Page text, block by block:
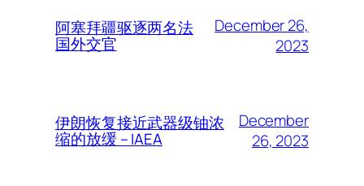
阿塞拜疆驱逐两名法
国外交官
December 26,
2023
伊朗恢复接近武器级铀浓
缩的放缓 – IAEA
December
26, 2023